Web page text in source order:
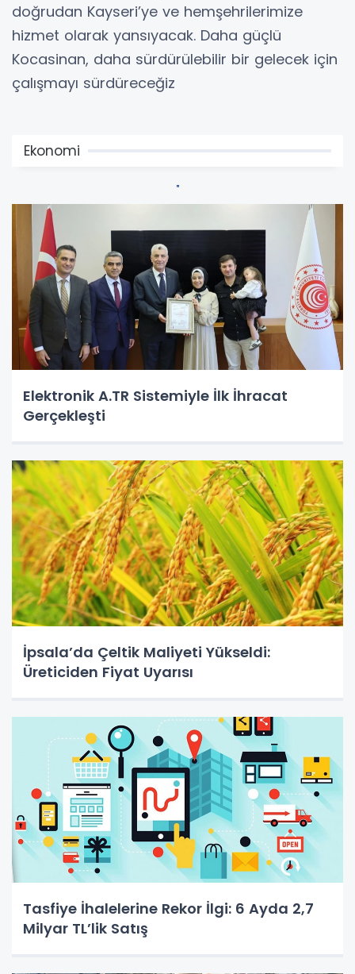
doğrudan Kayseri’ye ve hemşehrilerimize
hizmet olarak yansıyacak. Daha güçlü
Kocasinan, daha sürdürülebilir bir gelecek için
çalışmayı sürdüreceğiz
Ekonomi
Elektronik A.TR Sistemiyle İlk İhracat
Gerçekleşti
İpsala’da Çeltik Maliyeti Yükseldi:
Üreticiden Fiyat Uyarısı
Tasfiye İhalelerine Rekor İlgi: 6 Ayda 2,7
Milyar TL’lik Satış